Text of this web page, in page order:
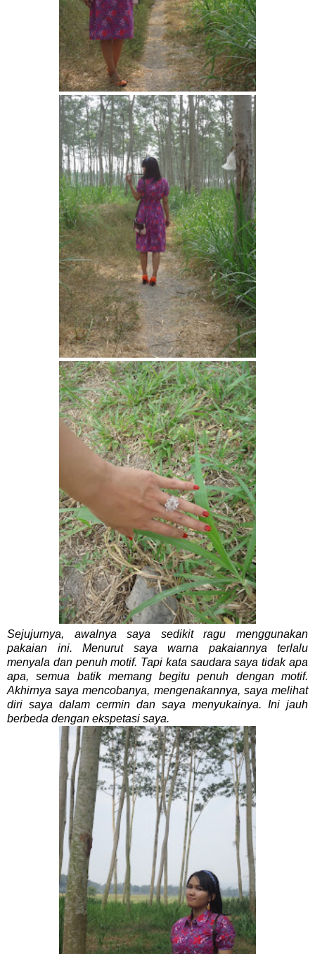
Sejujurnya, awalnya saya sedikit ragu menggunakan
pakaian ini. Menurut saya warna pakaiannya terlalu
menyala dan penuh motif. Tapi kata saudara saya tidak apa
apa, semua batik memang begitu penuh dengan motif.
Akhirnya saya mencobanya, mengenakannya, saya melihat
diri saya dalam cermin dan saya menyukainya. Ini jauh
berbeda dengan ekspetasi saya.